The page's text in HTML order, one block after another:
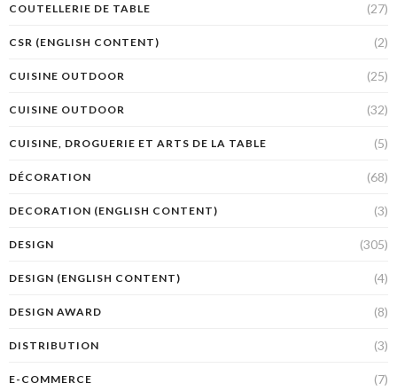
COUTELLERIE DE TABLE (27)
CSR (ENGLISH CONTENT) (2)
CUISINE OUTDOOR (25)
CUISINE OUTDOOR (32)
CUISINE, DROGUERIE ET ARTS DE LA TABLE (5)
DÉCORATION (68)
DECORATION (ENGLISH CONTENT) (3)
DESIGN (305)
DESIGN (ENGLISH CONTENT) (4)
DESIGN AWARD (8)
DISTRIBUTION (3)
E-COMMERCE (7)